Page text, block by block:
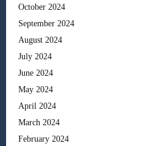
October 2024
September 2024
August 2024
July 2024
June 2024
May 2024
April 2024
March 2024
February 2024